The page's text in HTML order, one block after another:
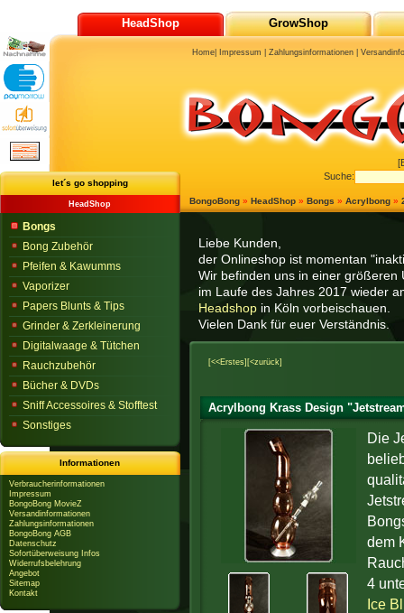
Liebe Kunden,
der Onlineshop ist momentan
Wir befinden uns in einer größeren
im Laufe des Jahres 2017 wieder
Headshop in Köln vorbeischauen.
Vielen Dank für euer Verständnis.
[<<Erstes] [<zurück]
Acrylbong Krass Design
Die
dem
4
Ice
BongoBong » HeadShop » Bongs » Acrylbong »
let´s go shopping
HeadShop
Bongs
Bong Zubehör
Pfeifen & Kawumms
Vaporizer
Papers Blunts & Tips
Grinder & Zerkleinerung
Digitalwaage & Tütchen
Rauchzubehör
Bücher & DVDs
Sniff Accessoires & Stofftest
Sonstiges
Informationen
Verbraucherinformationen
Impressum
BongoBong MovieZ
Versandinformationen
Zahlungsinformationen
BongoBong AGB
Datenschutz
Sofortüberweisung Infos
Widerrufsbelehrung
Angebot
Sitemap
Kontakt
HeadShop GrowShop
Suche:
Home Impressum |Zahlungsinformationen |